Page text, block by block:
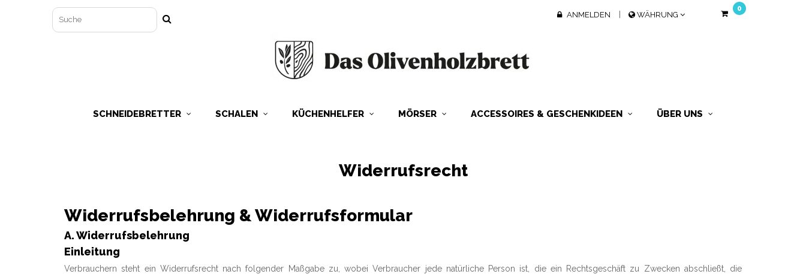
WÄHRUNG
ANMELDEN
0
SCHNEIDEBRETTER SCHALEN KÜCHENHELFER MÖRSER ACCESSOIRES & GESCHENKIDEEN ÜBER UNS
Widerrufsrecht
Widerrufsbelehrung & Widerrufsformular
A. Widerrufsbelehrung
Einleitung
Verbrauchern steht ein Widerrufsrecht nach folgender Maßgabe zu, wobei Verbraucher jede natürliche Person ist, die ein Rechtsgeschäft zu Zwecken abschließt, die